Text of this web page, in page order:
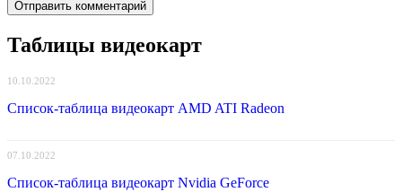
Таблицы видеокарт
10.10.2022
Список-таблица видеокарт AMD ATI Radeon
07.10.2022
Список-таблица видеокарт Nvidia GeForce